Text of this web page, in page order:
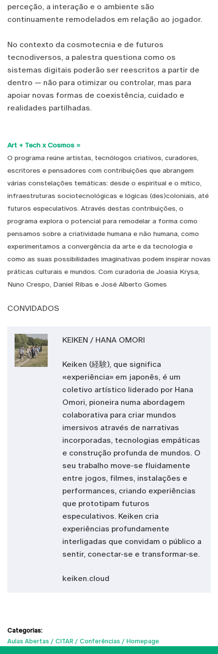
perceção, a interação e o ambiente são
continuamente remodelados em relação ao jogador.
No contexto da cosmotecnia e de futuros
tecnodiversos, a palestra questiona como os
sistemas digitais poderão ser reescritos a partir de
dentro — não para otimizar ou controlar, mas para
apoiar novas formas de coexistência, cuidado e
realidades partilhadas.
Art + Tech x Cosmos =
O programa reúne artistas, tecnólogos criativos, curadores,
escritores e pensadores com contribuições que abrangem
várias constelações temáticas: desde o espiritual e o mítico,
infraestruturas sociotecnológicas e lógicas (des)coloniais, até
futuros especulativos. Através destas contribuições, o
programa explora o potencial para remodelar a forma como
pensamos sobre a criatividade humana e não humana, como
experimentamos a convergência da arte e da tecnologia e
como as suas possibilidades imaginativas podem inspirar novas
práticas culturais e mundos. Com curadoria de Joasia Krysa,
Nuno Crespo, Daniel Ribas e José Alberto Gomes
CONVIDADOS
KEIKEN / HANA OMORI
Keiken (経験), que significa
«experiência» em japonês, é um
coletivo artístico liderado por Hana
Omori, pioneira numa abordagem
colaborativa para criar mundos
imersivos através de narrativas
incorporadas, tecnologias empáticas
e construção profunda de mundos. O
seu trabalho move-se fluidamente
entre jogos, filmes, instalações e
performances, criando experiências
que prototipam futuros
especulativos. Keiken cria
experiências profundamente
interligadas que convidam o público a
sentir, conectar-se e transformar-se.
keiken.cloud
Categorias:
Aulas Abertas
CITAR Conferências Homepage